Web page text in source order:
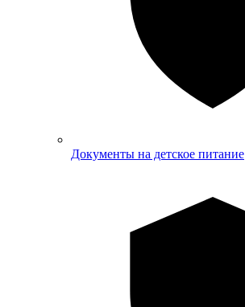
Документы на детское питание